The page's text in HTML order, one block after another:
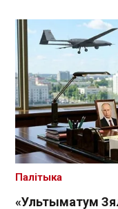
«Ультыматум
Палітыка